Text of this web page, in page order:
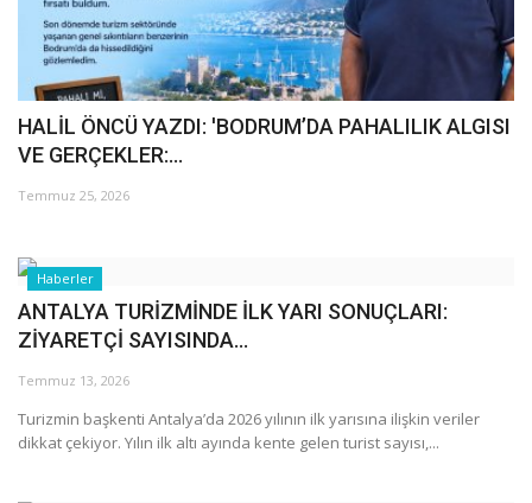
HALİL ÖNCÜ YAZDI: 'BODRUM’DA PAHALILIK ALGISI
VE GERÇEKLER:...
Temmuz 25, 2026
Haberler
ANTALYA TURİZMİNDE İLK YARI SONUÇLARI:
ZİYARETÇİ SAYISINDA...
Temmuz 13, 2026
Turizmin başkenti Antalya’da 2026 yılının ilk yarısına ilişkin veriler
dikkat çekiyor. Yılın ilk altı ayında kente gelen turist sayısı,...